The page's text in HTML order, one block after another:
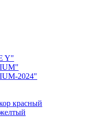
Y"
2024"
красный